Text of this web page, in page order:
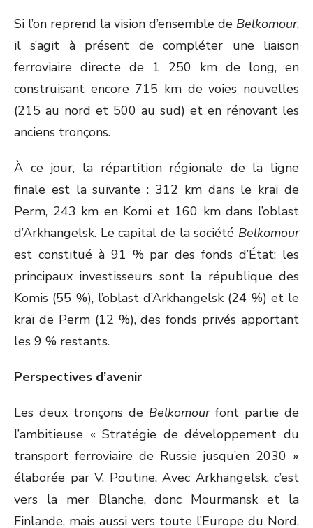
Si l’on reprend la vision d’ensemble de Belkomour,
il s’agit à présent de compléter une liaison
ferroviaire directe de 1 250 km de long, en
construisant encore 715 km de voies nouvelles
(215 au nord et 500 au sud) et en rénovant les
anciens tronçons.
À ce jour, la répartition régionale de la ligne
finale est la suivante : 312 km dans le kraï de
Perm, 243 km en Komi et 160 km dans l’oblast
d’Arkhangelsk. Le capital de la société Belkomour
est constitué à 91 % par des fonds d’État: les
principaux investisseurs sont la république des
Komis (55 %), l’oblast d’Arkhangelsk (24 %) et le
kraï de Perm (12 %), des fonds privés apportant
les 9 % restants.
Perspectives d’avenir
Les deux tronçons de Belkomourfont partie de
l’ambitieuse « Stratégie de développement du
transport ferroviaire de Russie jusqu’en 2030 »
élaborée par V. Poutine. Avec Arkhangelsk, c’est
vers la mer Blanche, donc Mourmansk et la
Finlande, mais aussi vers toute l’Europe du Nord,